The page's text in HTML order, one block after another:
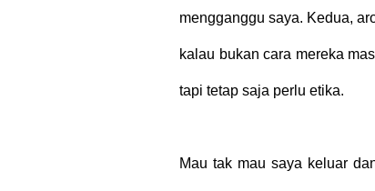
mengganggu saya. Kedua,
kalau bukan cara mereka
tapi tetap saja perlu etika.
Mau tak mau saya keluar